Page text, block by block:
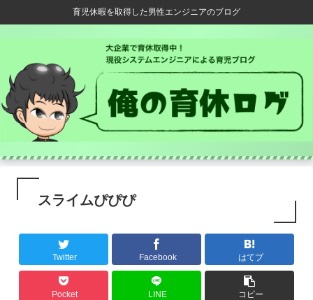
育児休暇を取得した男性エンジニアのブログ
スライムぴぴぴ
Twitter Facebook はてブ
Pocket LINE コピー